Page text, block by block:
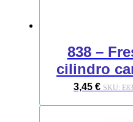
838 –
cilindro
3,45 € SKU: